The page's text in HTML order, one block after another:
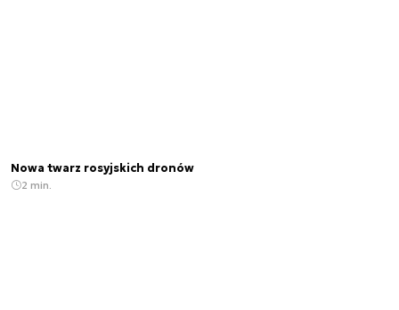
Nowa twarz rosyjskich dronów
2 min.